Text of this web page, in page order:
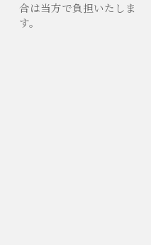
合は当方で負担いたしま
す。